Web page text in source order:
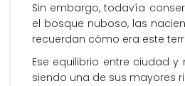
Sin embargo, todavía
el bosque nuboso, las
recuerdan cómo era este
Ese equilibrio entre ciudad
siendo una de sus mayores